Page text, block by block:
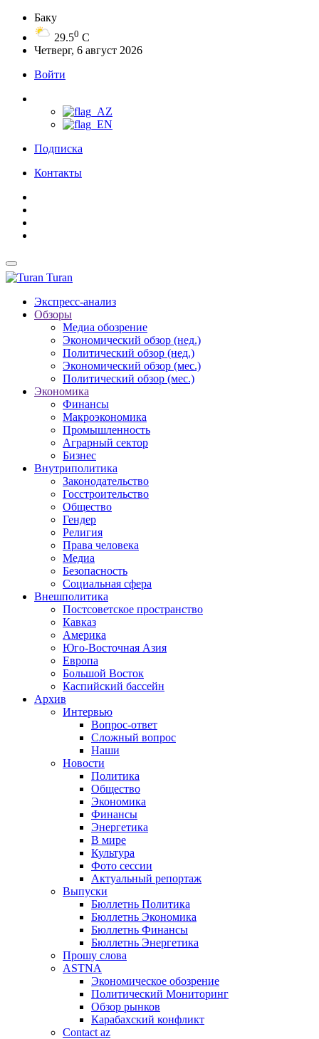
Баку
29.50 C
Четверг, 6 август 2026
Войти
Подписка
Контакты
Turan
Экспресс-анализ
Обзоры
Медиа обозрение
Экономический обзор (нед.)
Политический обзор (нед.)
Экономический обзор (мес.)
Политический обзор (мес.)
Экономика
Финансы
Макроэкономика
Промышленность
Аграрный сектор
Бизнес
Внутриполитика
Законодательство
Госстроительство
Общество
Гендер
Религия
Права человека
Медиа
Безопасность
Социальная сфера
Внешполитика
Постсоветское пространство
Кавказ
Америка
Юго-Восточная Азия
Европа
Большой Восток
Каспийский бассейн
Архив
Интервью
Вопрос-ответ
Сложный вопрос
Наши
Новости
Политика
Общество
Экономика
Финансы
Энергетика
В мире
Культура
Фото сессии
Актуальный репортаж
Выпуски
Бюллетнь Политика
Бюллетнь Экономика
Бюллетнь Финансы
Бюллетнь Энергетика
Прошу слова
ASTNA
Экономическое обозрение
Политический Мониторинг
Обзор рынков
Карабахский конфликт
Contact az